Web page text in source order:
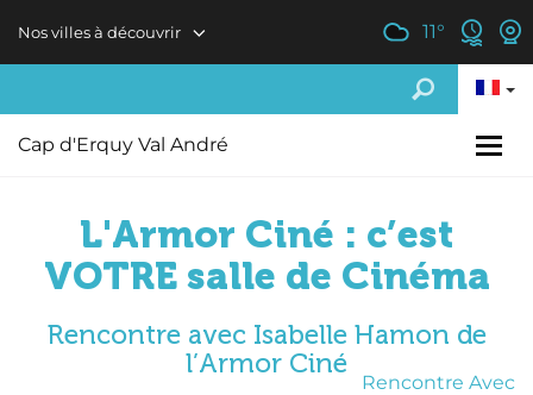
Nos villes à découvrir 11°
Cap d'Erquy Val André
Rencontre Avec
L'Armor Ciné : c’est
VOTRE salle de Cinéma
Rencontre avec Isabelle Hamon de
l’Armor Ciné